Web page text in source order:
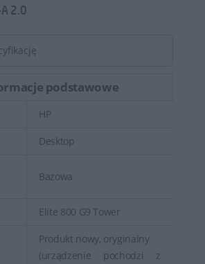
2.0
podstawowe
HP
Desktop
Bazowa
Elite 800 G9 Tower
Produkt nowy, oryginalny
(urządzenie pochodzi z